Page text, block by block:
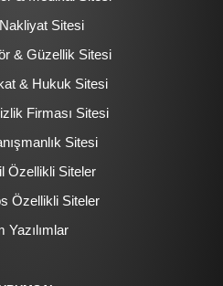
Sitesi
& Güzellik Sitesi
& Hukuk Sitesi
Firması Sitesi
Sitesi
Özellikli Siteler
Özellikli Siteler
Yazılımlar